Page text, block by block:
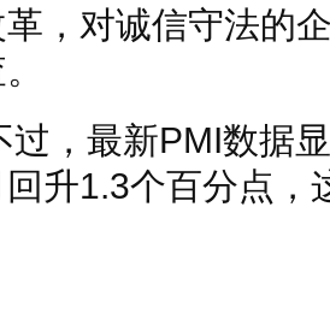
，对诚信守法的
过，最新PMI数据
回升1.3个百分点